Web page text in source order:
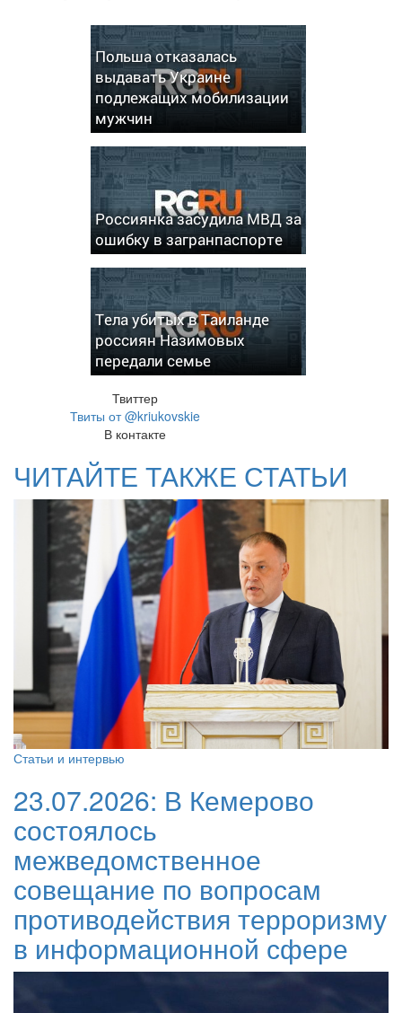
Польша отказалась
выдавать Украине
подлежащих мобилизации
мужчин
Россиянка засудила МВД за
ошибку в загранпаспорте
Тела убитых в Таиланде
россиян Назимовых
передали семье
Твиттер
Твиты от @kriukovskie
В контакте
ЧИТАЙТЕ ТАКЖЕ СТАТЬИ
Статьи и интервью
23.07.2026: В Кемерово
состоялось
межведомственное
совещание по вопросам
противодействия терроризму
в информационной сфере